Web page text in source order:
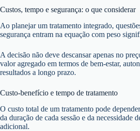
Custos, tempo e segurança: o que considerar
Ao planejar um tratamento integrado,
segurança entram na equação com peso
A decisão não deve descansar apenas no
valor agregado em termos de bem-estar,
resultados a longo prazo.
Custo-benefício e tempo de tratamento
O custo total de um tratamento pode
da duração de cada sessão e da necessidade
adicional.